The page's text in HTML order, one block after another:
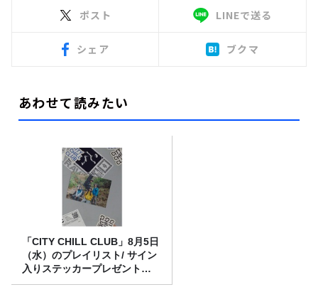
ポスト LINEで送る
シェア ブクマ
あわせて読みたい
「CITY CHILL CLUB」8月5日
（水）のプレイリスト/ サイン
入りステッカープレゼント有
り